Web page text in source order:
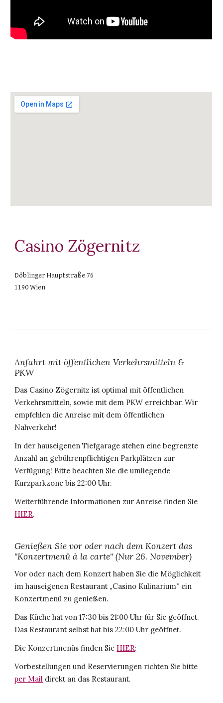
Casino Zögernitz
Döblinger Hauptstraße 76
1190 Wien
Anfahrt mit öffentlichen Verkehrsmitteln &
PKW
Das Casino Zögernitz ist optimal mit öffentlichen
Verkehrsmitteln, sowie mit dem PKW erreichbar. Wir
empfehlen die Anreise mit dem öffentlichen
Nahverkehr!
In der hauseigenen Tiefgarage stehen eine begrenzte
Anzahl an gebührenpflichtigen Parkplätzen zur
Verfügung! Bitte beachten Sie die umliegende
Kurzparkzone bis 22:00 Uhr.
Weiterführende Informationen zur Anreise finden Sie
HIER.
Genießen Sie vor oder nach dem Konzert das
"Konzertmenü à la carte" (Nur 26. November)
Vor oder nach dem Konzert haben Sie die Möglichkeit
im hauseigenen Restaurant „Casino Kulinarium" ein
Konzertmenü zu genießen.
Das Küche hat von 17:30 bis 21:00 Uhr für Sie geöffnet.
Das Restaurant selbst hat bis 22:00 Uhr geöffnet.
Die Konzertmenüs finden Sie HIER:
Vorbestellungen und Reservierungen richten Sie bitte
per Mail direkt an das Restaurant.